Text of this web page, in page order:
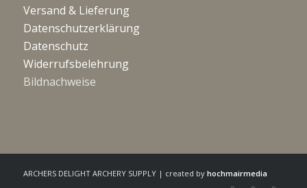
Versand & Lieferung
Datenschutzerklärung
Datenschutz
Widerrufsbelehrung
Bildnachweise
ARCHERS DELIGHT ARCHERY SUPPLY | created by hochmairmedia